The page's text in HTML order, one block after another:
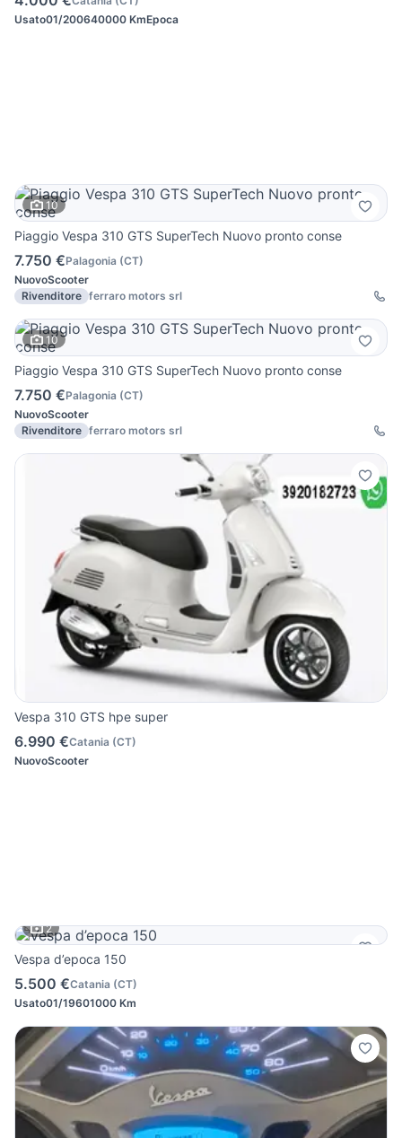
Usato01/200640000 KmEpoca
10
Piaggio Vespa 310 GTS SuperTech Nuovo pronto conse
7.750 €Palagonia (CT)
NuovoScooter
Rivenditore ferraro motors srl
10
Piaggio Vespa 310 GTS SuperTech Nuovo pronto conse
7.750 €Palagonia (CT)
NuovoScooter
Rivenditore ferraro motors srl
Vespa 310 GTS hpe super
6.990 €Catania (CT)
NuovoScooter
2
Vespa d’epoca 150
5.500 €Catania (CT)
Usato01/19601000 Km